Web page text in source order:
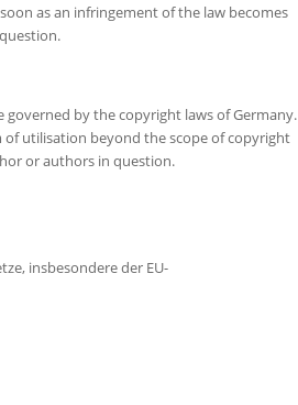
as an infringement of the law becomes
by the copyright laws of Germany.
utilisation beyond the scope of copyright
or authors in question.
insbesondere der EU-